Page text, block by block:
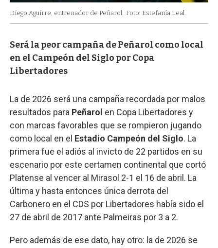
Diego Aguirre, entrenador de Peñarol. Foto: Estefanía Leal.
Será la peor campaña de Peñarol como local
en el Campeón del Siglo por Copa
Libertadores
La de 2026 será una campaña recordada por malos
resultados para Peñarol en Copa Libertadores y
con marcas favorables que se rompieron jugando
como local en el Estadio Campeón del Siglo. La
primera fue el adiós al invicto de 22 partidos en su
escenario por este certamen continental que cortó
Platense al vencer al Mirasol 2-1 el 16 de abril. La
última y hasta entonces única derrota del
Carbonero en el CDS por Libertadores había sido el
27 de abril de 2017 ante Palmeiras por 3 a 2.
Pero además de ese dato, hay otro: la de 2026 se